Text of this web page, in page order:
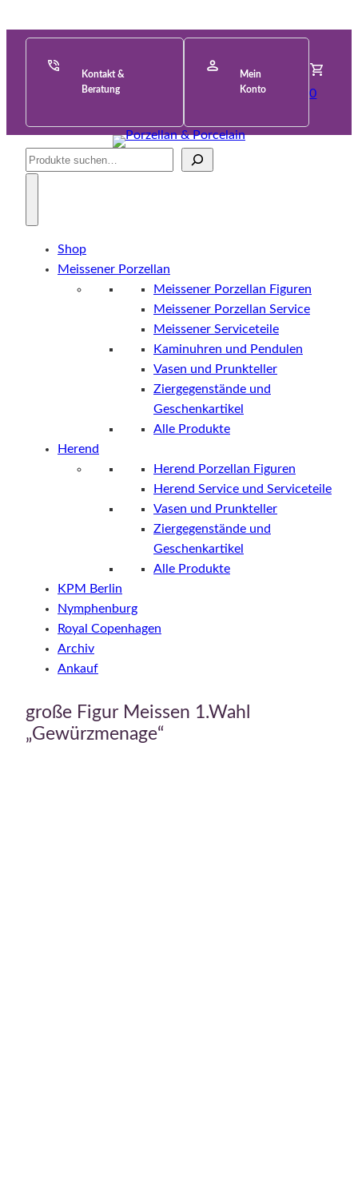
Kontakt &
Beratung
Mein
Konto
0
Suche
Shop
Meissener Porzellan
Meissener Porzellan Figuren
Meissener Porzellan Service
Meissener Serviceteile
Kaminuhren und Pendulen
Vasen und Prunkteller
Ziergegenstände und
Geschenkartikel
Alle Produkte
Herend
Herend Porzellan Figuren
Herend Service und Serviceteile
Vasen und Prunkteller
Ziergegenstände und
Geschenkartikel
Alle Produkte
KPM Berlin
Nymphenburg
Royal Copenhagen
Archiv
Ankauf
große Figur Meissen 1.Wahl
„Gewürzmenage“